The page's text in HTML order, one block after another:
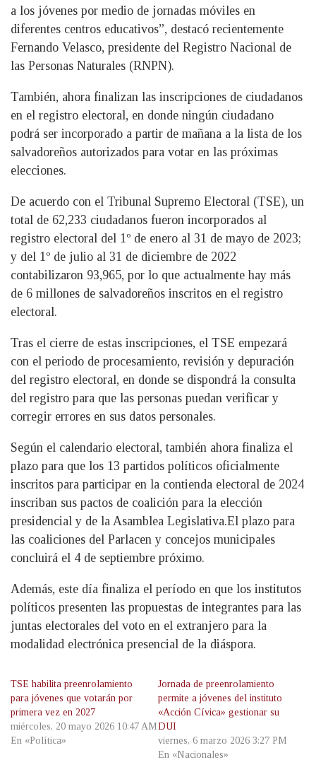
a los jóvenes por medio de jornadas móviles en
diferentes centros educativos”, destacó recientemente
Fernando Velasco, presidente del Registro Nacional de
las Personas Naturales (RNPN).
También, ahora finalizan las inscripciones de ciudadanos
en el registro electoral, en donde ningún ciudadano
podrá ser incorporado a partir de mañana a la lista de los
salvadoreños autorizados para votar en las próximas
elecciones.
De acuerdo con el Tribunal Supremo Electoral (TSE), un
total de 62,233 ciudadanos fueron incorporados al
registro electoral del 1º de enero al 31 de mayo de 2023;
y del 1º de julio al 31 de diciembre de 2022
contabilizaron 93,965, por lo que actualmente hay más
de 6 millones de salvadoreños inscritos en el registro
electoral.
Tras el cierre de estas inscripciones, el TSE empezará
con el periodo de procesamiento, revisión y depuración
del registro electoral, en donde se dispondrá la consulta
del registro para que las personas puedan verificar y
corregir errores en sus datos personales.
Según el calendario electoral, también ahora finaliza el
plazo para que los 13 partidos políticos oficialmente
inscritos para participar en la contienda electoral de 2024
inscriban sus pactos de coalición para la elección
presidencial y de la Asamblea Legislativa.El plazo para
las coaliciones del Parlacen y concejos municipales
concluirá el 4 de septiembre próximo.
Además, este día finaliza el período en que los institutos
políticos presenten las propuestas de integrantes para las
juntas electorales del voto en el extranjero para la
modalidad electrónica presencial de la diáspora.
TSE habilita preenrolamiento
para jóvenes que votarán por
primera vez en 2027
miércoles, 20 mayo 2026 10:47 AM
En «Política»
Jornada de preenrolamiento
permite a jóvenes del instituto
«Acción Cívica» gestionar su
DUI
viernes, 6 marzo 2026 3:27 PM
En «Nacionales»